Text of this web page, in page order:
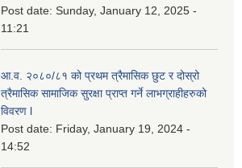
Post date: Sunday, January 12, 2025 -
11:21
आ.व. २०८०/८१ को प्रथम त्रैमासिक छुट र दोस्रो
त्रैमासिक सामाजिक सुरक्षा प्राप्त गर्ने लाभग्राहीहरुको
विवरण l
Post date: Friday, January 19, 2024 -
14:52